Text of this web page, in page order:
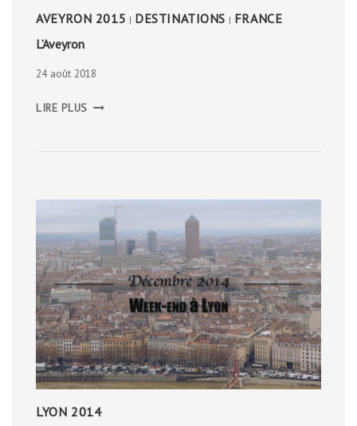
AVEYRON 2015 | DESTINATIONS | FRANCE
L’Aveyron
24 août 2018
LIRE PLUS
LYON 2014